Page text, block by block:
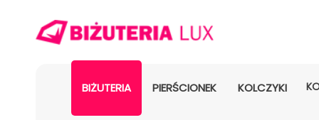
BIŻUTERIA PIERŚCIONEK KOLCZYKI